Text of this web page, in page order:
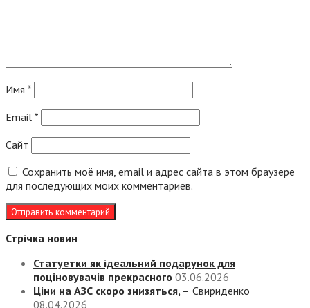
Имя *
Email *
Сайт
Сохранить моё имя, email и адрес сайта в этом браузере
для последующих моих комментариев.
Стрічка новин
Статуетки як ідеальний подарунок для
поціновувачів прекрасного 03.06.2026
Ціни на АЗС скоро знизяться, – Свириденко
08.04.2026